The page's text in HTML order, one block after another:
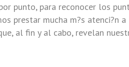
punto, para reconocer los
prestar mucha m?s atenci?n
al fin y al cabo, revelan